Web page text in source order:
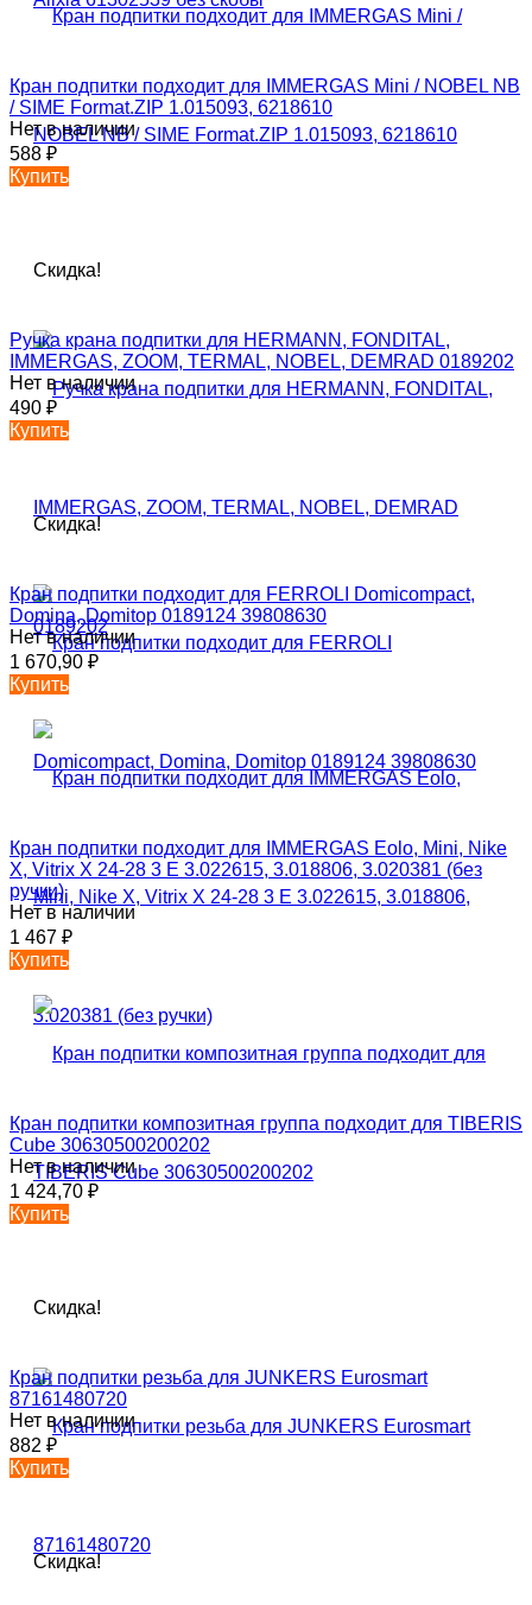
Кран подпитки подходит для IMMERGAS Mini / NOBEL NB
/ SIME Format.ZIP 1.015093, 6218610
Нет в наличии
588 ₽
Купить
Скидка!
Ручка крана подпитки для HERMANN, FONDITAL,
IMMERGAS, ZOOM, TERMAL, NOBEL, DEMRAD 0189202
Нет в наличии
490 ₽
Купить
Скидка!
Кран подпитки подходит для FERROLI Domicompact,
Domina, Domitop 0189124 39808630
Нет в наличии
1 670,90 ₽
Купить
Кран подпитки подходит для IMMERGAS Eolo, Mini, Nike
X, Vitrix X 24-28 3 E 3.022615, 3.018806, 3.020381 (без
ручки)
Нет в наличии
1 467 ₽
Купить
Кран подпитки композитная группа подходит для TIBERIS
Cube 30630500200202
Нет в наличии
1 424,70 ₽
Купить
Скидка!
Кран подпитки резьба для JUNKERS Eurosmart
87161480720
Нет в наличии
882 ₽
Купить
Скидка!